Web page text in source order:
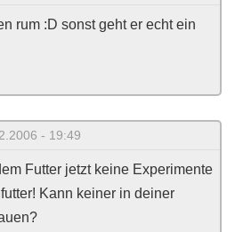
rum :D sonst geht er echt ein
- 19:49
Futter jetzt keine Experimente
Kann keiner in deiner